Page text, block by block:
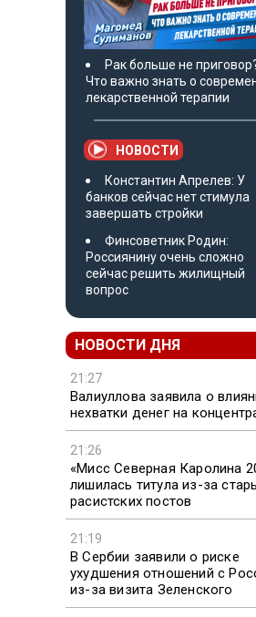
Рак больше не
Что важно знать о
лекарственной терапии
НОВОСТИ
Константин Апрелев: У
банков сейчас нет стимула
завершать стройки
Финсоветник Родин:
Россиянину очень сложно
сейчас решить жилищный
вопрос
НОВОСТИ ДНЯ
21:27
Валиуллова заявила о
нехватки денег на
21:26
«Мисс Северная Каролина
лишилась титула из-за
расистских постов
21:19
В Сербии заявили о риске
ухудшения отношений с
из-за визита Зеленского